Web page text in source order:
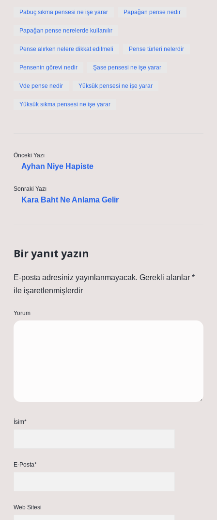
Pabuç sıkma pensesi ne işe yarar Papağan pense nedir
Papağan pense nerelerde kullanılır
Pense alırken nelere dikkat edilmeli Pense türleri nelerdir
Pensenin görevi nedir Şase pensesi ne işe yarar
Vde pense nedir Yüksük pensesi ne işe yarar
Yüksük sıkma pensesi ne işe yarar
Önceki Yazı
Ayhan Niye Hapiste
Sonraki Yazı
Kara Baht Ne Anlama Gelir
Bir yanıt yazın
E-posta adresiniz yayınlanmayacak. Gerekli alanlar *
ile işaretlenmişlerdir
Yorum
İsim*
E-Posta*
Web Sitesi